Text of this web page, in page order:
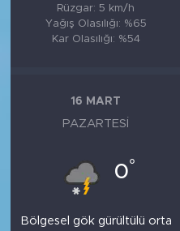
Rüzgar: 5 km/h
Yağış Olasılığı: %65
Kar Olasılığı: %54
16 MART
PAZARTESI
0°
Bölgesel gök gürültülü orta